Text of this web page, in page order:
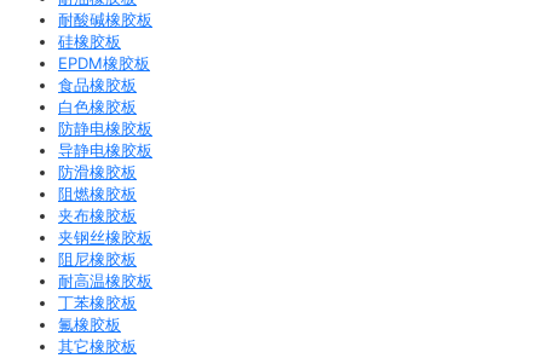
耐酸碱橡胶板
硅橡胶板
EPDM橡胶板
食品橡胶板
白色橡胶板
防静电橡胶板
导静电橡胶板
防滑橡胶板
阻燃橡胶板
夹布橡胶板
夹钢丝橡胶板
阻尼橡胶板
耐高温橡胶板
丁苯橡胶板
氟橡胶板
其它橡胶板